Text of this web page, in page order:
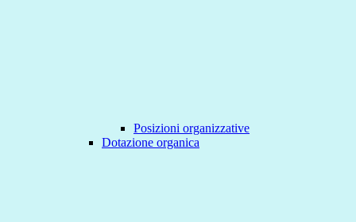
Posizioni organizzative
Dotazione organica